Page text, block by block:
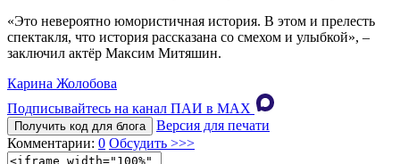
«Это невероятно юмористичная история. В этом и прелесть
спектакля, что история рассказана со смехом и улыбкой», –
заключил актёр Максим Митяшин.
Карина Жолобова
Подписывайтесь на канал ПАИ в MAХ
Получить код для блога
Версия для печати
Комментарии: 0 Обсудить >>>